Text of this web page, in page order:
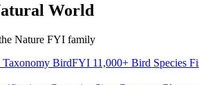
World
Nature FYI family
Taxonomy BirdFYI 11,000+ Bird Species